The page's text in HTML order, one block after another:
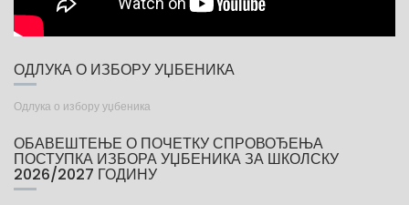
ОДЛУКА О ИЗБОРУ УЏБЕНИКА
Одлука о избору уџбеника
ОБАВЕШТЕЊЕ О ПОЧЕТКУ СПРОВОЂЕЊА
ПОСТУПКА ИЗБОРА УЏБЕНИКА ЗА ШКОЛСКУ
2026/2027 ГОДИНУ